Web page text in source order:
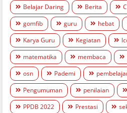
Belajar Daring
Berita
gomfib
guru hebat
Karya Guru
Kegiatan
matematika
membaca
osn
Pademi
Pengumuman
penilaian
PPDB 2022
Prestasi